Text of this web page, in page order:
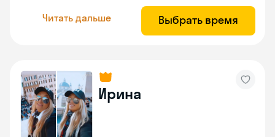
Читать дальше Выбрать время
Ирина